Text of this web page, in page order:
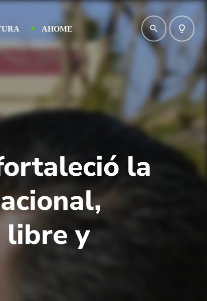
AHOME search lightbulb_outline
la
libre y